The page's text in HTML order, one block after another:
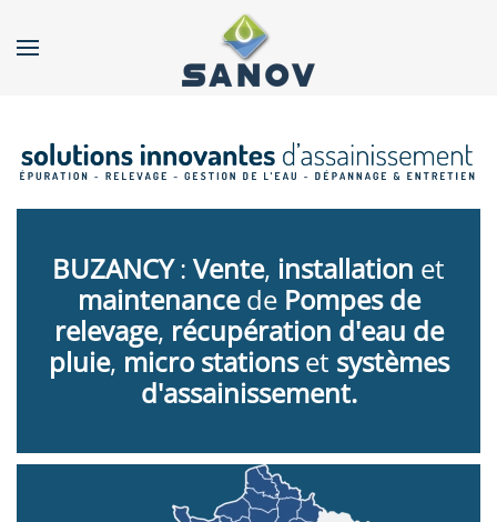
Accéder au contenu principal
BUZANCY: Vente, installation et
maintenancede Pompes de
relevage, récupération d'eau de
pluie, micro stationset systèmes
d'assainissement.